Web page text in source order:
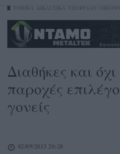
Διαθήκες και όχι
παροχές
γονείς
02/09/2013 20:28